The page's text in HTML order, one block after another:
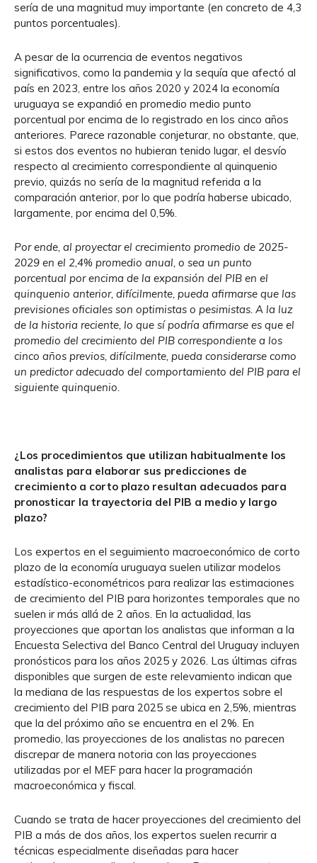
sería de una magnitud muy importante (en concreto de 4,3
puntos porcentuales).
A pesar de la ocurrencia de eventos negativos
significativos, como la pandemia y la sequía que afectó al
país en 2023, entre los años 2020 y 2024 la economía
uruguaya se expandió en promedio medio punto
porcentual por encima de lo registrado en los cinco años
anteriores. Parece razonable conjeturar, no obstante, que,
si estos dos eventos no hubieran tenido lugar, el desvío
respecto al crecimiento correspondiente al quinquenio
previo, quizás no sería de la magnitud referida a la
comparación anterior, por lo que podría haberse ubicado,
largamente, por encima del 0,5%.
Por ende, al proyectar el crecimiento promedio de 2025-
2029 en el 2,4% promedio anual, o sea un punto
porcentual por encima de la expansión del PIB en el
quinquenio anterior, difícilmente, pueda afirmarse que las
previsiones oficiales son optimistas o pesimistas. A la luz
de la historia reciente, lo que sí podría afirmarse es que el
promedio del crecimiento del PIB correspondiente a los
cinco años previos, difícilmente, pueda considerarse como
un predictor adecuado del comportamiento del PIB para el
siguiente quinquenio.
¿Los procedimientos que utilizan habitualmente los
analistas para elaborar sus predicciones de
crecimiento a corto plazo resultan adecuados para
pronosticar la trayectoria del PIB a medio y largo
plazo?
Los expertos en el seguimiento macroeconómico de corto
plazo de la economía uruguaya suelen utilizar modelos
estadístico-econométricos para realizar las estimaciones
de crecimiento del PIB para horizontes temporales que no
suelen ir más allá de 2 años. En la actualidad, las
proyecciones que aportan los analistas que informan a la
Encuesta Selectiva del Banco Central del Uruguay incluyen
pronósticos para los años 2025 y 2026. Las últimas cifras
disponibles que surgen de este relevamiento indican que
la mediana de las respuestas de los expertos sobre el
crecimiento del PIB para 2025 se ubica en 2,5%, mientras
que la del próximo año se encuentra en el 2%. En
promedio, las proyecciones de los analistas no parecen
discrepar de manera notoria con las proyecciones
utilizadas por el MEF para hacer la programación
macroeconómica y fiscal.
Cuando se trata de hacer proyecciones del crecimiento del
PIB a más de dos años, los expertos suelen recurrir a
técnicas especialmente diseñadas para hacer